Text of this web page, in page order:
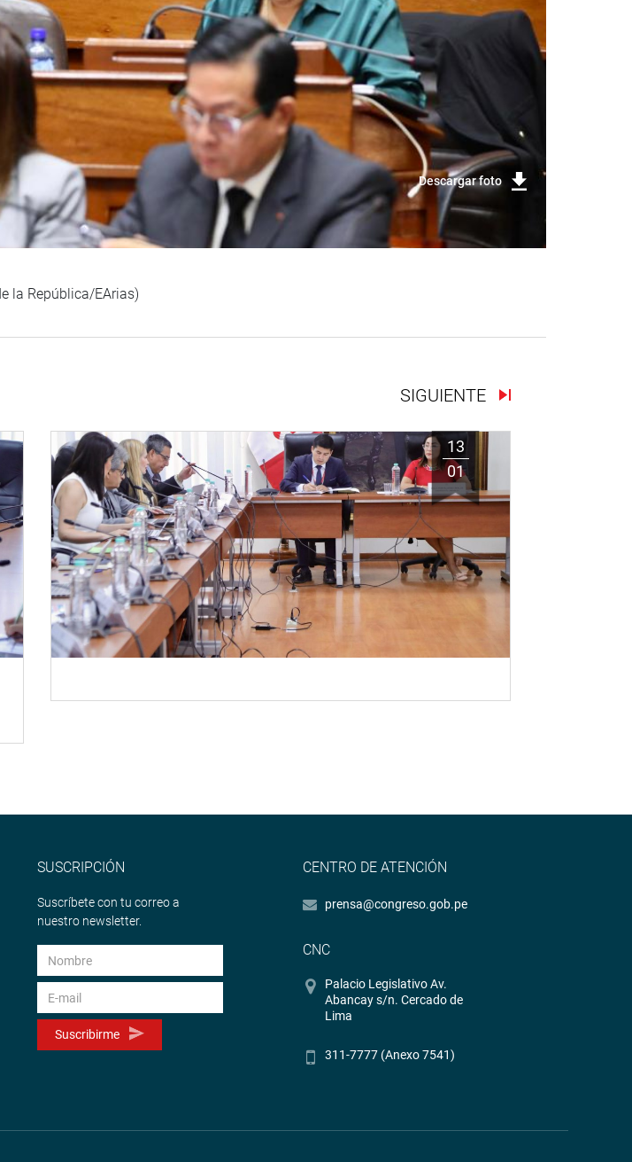
Descargar foto
la República/EArias)
SIGUIENTE
13
01
SUSCRIPCIÓN
Suscríbete con tu correo a
nuestro newsletter.
Suscribirme
CENTRO DE ATENCIÓN
prensa@congreso.gob.pe
CNC
Palacio Legislativo Av.
Abancay s/n. Cercado de
Lima
311-7777 (Anexo 7541)